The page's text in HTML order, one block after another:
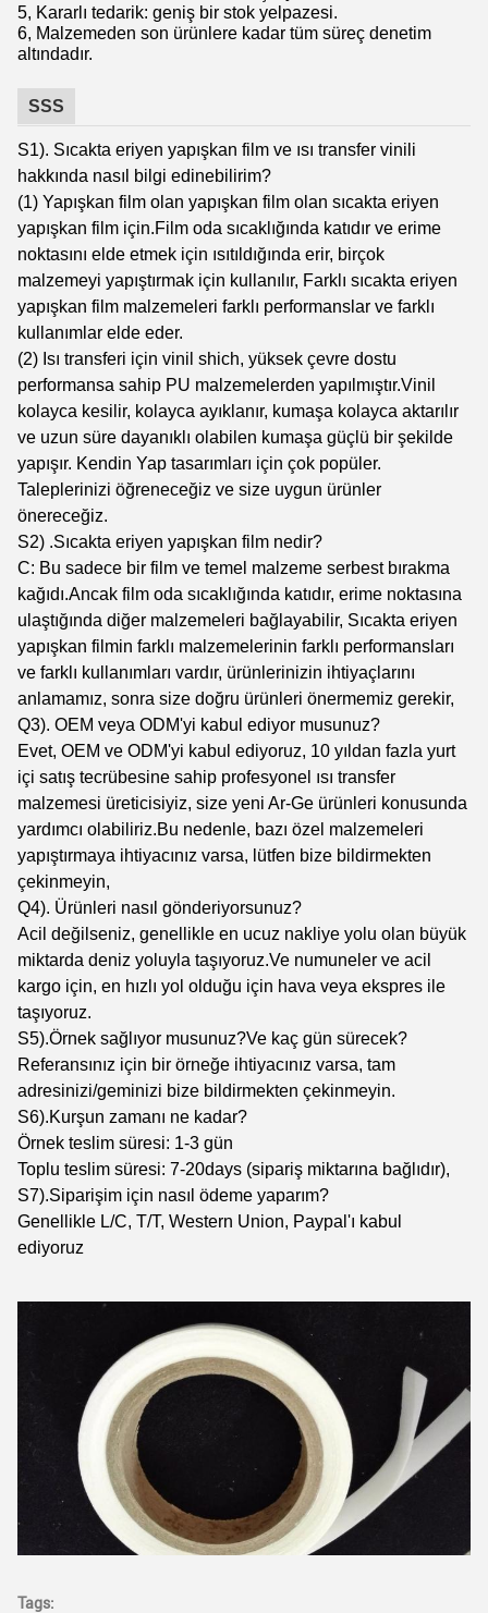
5, Kararlı tedarik: geniş bir stok yelpazesi.
6, Malzemeden son ürünlere kadar tüm süreç denetim
altındadır.
SSS
S1). Sıcakta eriyen yapışkan film ve ısı transfer vinili
hakkında nasıl bilgi edinebilirim?
(1) Yapışkan film olan yapışkan film olan sıcakta eriyen
yapışkan film için.Film oda sıcaklığında katıdır ve erime
noktasını elde etmek için ısıtıldığında erir, birçok
malzemeyi yapıştırmak için kullanılır, Farklı sıcakta eriyen
yapışkan film malzemeleri farklı performanslar ve farklı
kullanımlar elde eder.
(2) Isı transferi için vinil shich, yüksek çevre dostu
performansa sahip PU malzemelerden yapılmıştır.Vinil
kolayca kesilir, kolayca ayıklanır, kumaşa kolayca aktarılır
ve uzun süre dayanıklı olabilen kumaşa güçlü bir şekilde
yapışır. Kendin Yap tasarımları için çok popüler.
Taleplerinizi öğreneceğiz ve size uygun ürünler
önereceğiz.
S2) .Sıcakta eriyen yapışkan film nedir?
C: Bu sadece bir film ve temel malzeme serbest bırakma
kağıdı.Ancak film oda sıcaklığında katıdır, erime noktasına
ulaştığında diğer malzemeleri bağlayabilir, Sıcakta eriyen
yapışkan filmin farklı malzemelerinin farklı performansları
ve farklı kullanımları vardır, ürünlerinizin ihtiyaçlarını
anlamamız, sonra size doğru ürünleri önermemiz gerekir,
Q3). OEM veya ODM'yi kabul ediyor musunuz?
Evet, OEM ve ODM'yi kabul ediyoruz, 10 yıldan fazla yurt
içi satış tecrübesine sahip profesyonel ısı transfer
malzemesi üreticisiyiz, size yeni Ar-Ge ürünleri konusunda
yardımcı olabiliriz.Bu nedenle, bazı özel malzemeleri
yapıştırmaya ihtiyacınız varsa, lütfen bize bildirmekten
çekinmeyin,
Q4). Ürünleri nasıl gönderiyorsunuz?
Acil değilseniz, genellikle en ucuz nakliye yolu olan büyük
miktarda deniz yoluyla taşıyoruz.Ve numuneler ve acil
kargo için, en hızlı yol olduğu için hava veya ekspres ile
taşıyoruz.
S5).Örnek sağlıyor musunuz?Ve kaç gün sürecek?
Referansınız için bir örneğe ihtiyacınız varsa, tam
adresinizi/geminizi bize bildirmekten çekinmeyin.
S6).Kurşun zamanı ne kadar?
Örnek teslim süresi: 1-3 gün
Toplu teslim süresi: 7-20days (sipariş miktarına bağlıdır),
S7).Siparişim için nasıl ödeme yaparım?
Genellikle L/C, T/T, Western Union, Paypal'ı kabul
ediyoruz
Tags: